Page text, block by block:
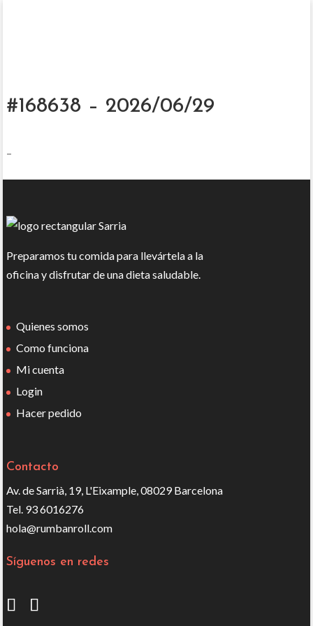
#168638 – 2026/06/29
–
Preparamos tu comida para llevártela a la
oficina y disfrutar de una dieta saludable.
Quienes somos
Como funciona
Mi cuenta
Login
Hacer pedido
Contacto
Av. de Sarrià, 19, L'Eixample, 08029 Barcelona
Tel. 93 6016276
hola@rumbanroll.com
Síguenos en redes